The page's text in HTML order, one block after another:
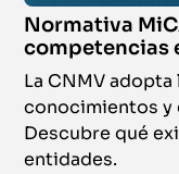
Formación
Financiero (CAF)
Certificación
Del 14 de octubre de
Virtual
Normativa
competencias
La CNMV
conocimientos y
Descubre qué
entidades.